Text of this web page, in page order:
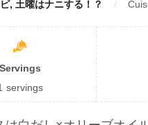
, 土曜はナニする！？
Servings
servings